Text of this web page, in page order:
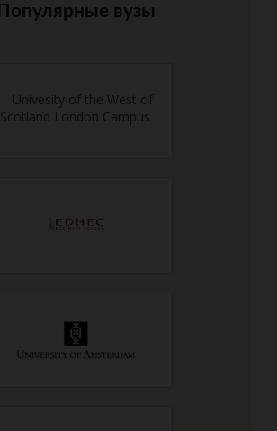
Популярные вузы